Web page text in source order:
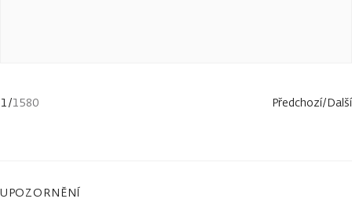
1/1580 Předchozí/Další
UPOZORNĚNÍ